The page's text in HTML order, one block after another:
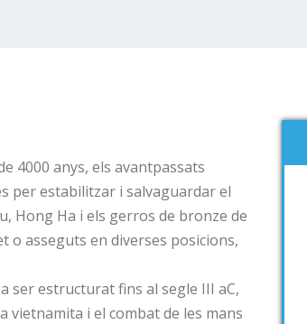
4000 anys, els avantpassats
per estabilitzar i salvaguardar el
Hong Ha i els gerros de bronze de
o asseguts en diverses posicions,
ser estructurat fins al segle III aC,
vietnamita i el combat de les mans